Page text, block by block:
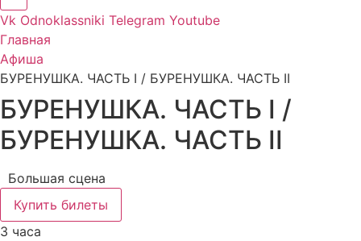
Vk Odnoklassniki Telegram Youtube
Главная
Афиша
БУРЕНУШКА. ЧАСТЬ I / БУРЕНУШКА. ЧАСТЬ II
БУРЕНУШКА. ЧАСТЬ I /
БУРЕНУШКА. ЧАСТЬ II
Большая сцена
Купить билеты
3 часа